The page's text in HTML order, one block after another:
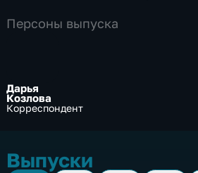
Персоны выпуска
Дарья
Козлова
Корреспондент
Выпуски